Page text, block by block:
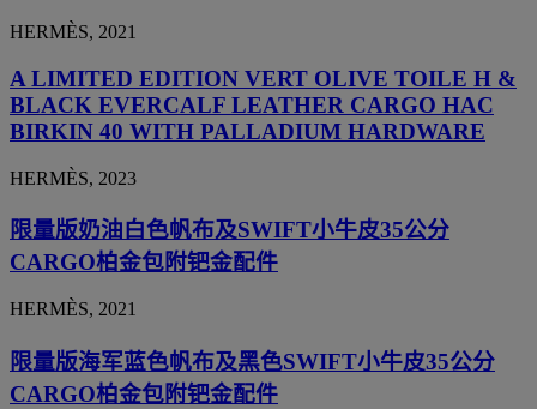
HERMÈS, 2021
A LIMITED EDITION VERT OLIVE TOILE H &
BLACK EVERCALF LEATHER CARGO HAC
BIRKIN 40 WITH PALLADIUM HARDWARE
HERMÈS, 2023
限量版奶油白色帆布及SWIFT小牛皮35公分
CARGO柏金包附钯金配件
HERMÈS, 2021
限量版海军蓝色帆布及黑色SWIFT小牛皮35公分
CARGO柏金包附钯金配件